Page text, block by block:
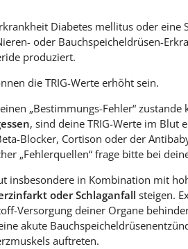
Diabetes mellitus oder
oder Bauchspeicheldrüsen-
produziert.
die TRIG-Werte erhöht sein.
„Bestimmungs-Fehler“
, sind deine TRIG-Werte im Blut
Blocker, Cortison oder der
„Fehlerquellen“ frage bitte bei
insbesondere in Kombination mit
oder Schlaganfall steigen.
Versorgung deiner Organe
akute
auftreten.